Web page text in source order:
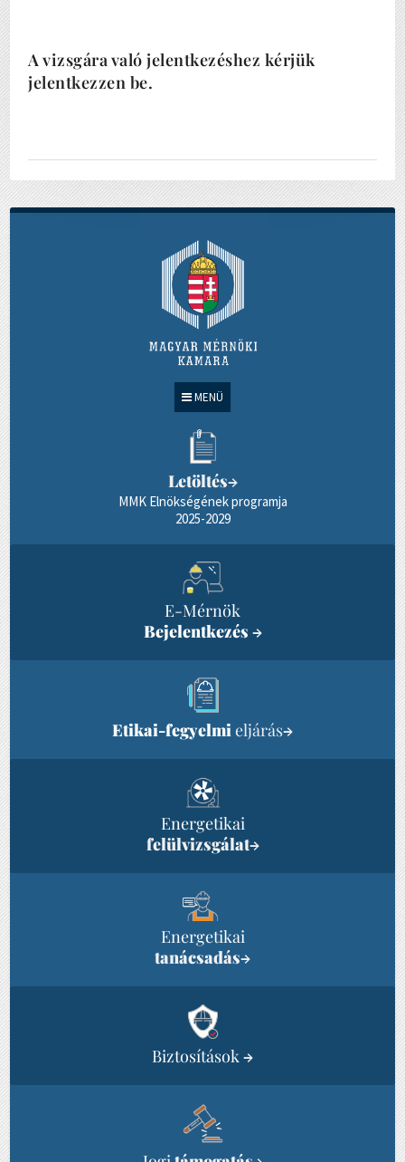
MENÜ
Letöltés→
MMK Elnökségének programja
2025-2029
E-Mérnök
Bejelentkezés →
Etikai-fegyelmi eljárás→
Energetikai
felülvizsgálat→
Energetikai
tanácsadás→
Biztosítások→
A vizsgára való jelentkezéshez kérjük
jelentkezzen be.